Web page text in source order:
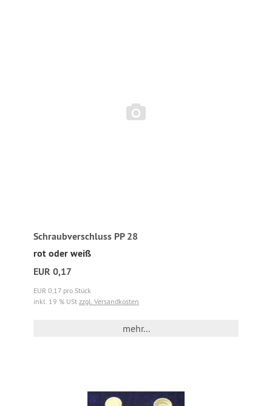
Schraubverschluss PP 28
rot oder weiß
EUR 0,17
EUR 0,17 pro Stück
inkl. 19 % USt zzgl. Versandkosten
mehr...